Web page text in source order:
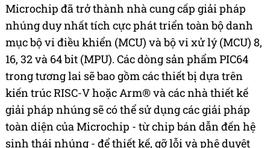
Microchip đã trở thành nhà cung cấp giải pháp
nhúng duy nhất tích cực phát triển toàn bộ danh
mục bộ vi điều khiển (MCU) và bộ vi xử lý (MCU) 8,
16, 32 và 64 bit (MPU). Các dòng sản phẩm PIC64
trong tương lai sẽ bao gồm các thiết bị dựa trên
kiến trúc RISC-V hoặc Arm® và các nhà thiết kế
giải pháp nhúng sẽ có thể sử dụng các giải pháp
toàn diện của Microchip - từ chip bán dẫn đến hệ
sinh thái nhúng - để thiết kế, gỡ lỗi và phê duyệt